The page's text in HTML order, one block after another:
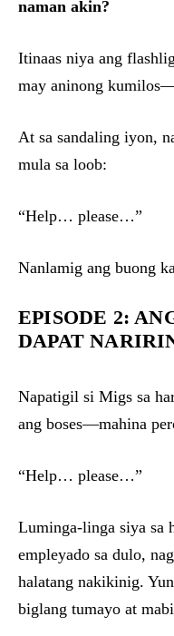
naman akin?
Itinaas niya ang
may aninong
At sa sandaling iyon,
mula sa loob:
“Help… please…”
Nanlamig ang buong
EPISODE 2:
DAPAT
Napatigil si Migs sa
ang boses—mahina
“Help… please…”
Luminga-linga siya sa
empleyado sa dulo,
halatang nakikinig.
biglang tumayo at